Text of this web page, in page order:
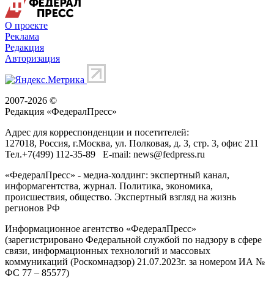
О проекте
Реклама
Редакция
Авторизация
2007-2026 ©
Редакция «ФедералПресс»
Адрес для корреспонденции и посетителей:
127018, Россия, г.Москва, ул. Полковая, д. 3, стр. 3, офис 211
Тел.+7(499) 112-35-89 E-mail: news@fedpress.ru
«ФедералПресс» - медиа-холдинг: экспертный канал,
информагентства, журнал. Политика, экономика,
происшествия, общество. Экспертный взгляд на жизнь
регионов РФ
Информационное агентство «ФедералПресс»
(зарегистрировано Федеральной службой по надзору в сфере
связи, информационных технологий и массовых
коммуникаций (Роскомнадзор) 21.07.2023г. за номером ИА №
ФС 77 – 85577)